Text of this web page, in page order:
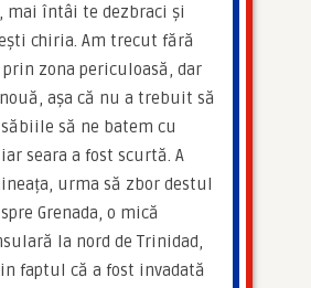
mai întâi te dezbraci și
chiria. Am trecut fără
zona periculoasă, dar
așa că nu a trebuit să
să ne batem cu
seara a fost scurtă. A
urma să zbor destul
Grenada, o mică
la nord de Trinidad,
faptul că a fost invadată